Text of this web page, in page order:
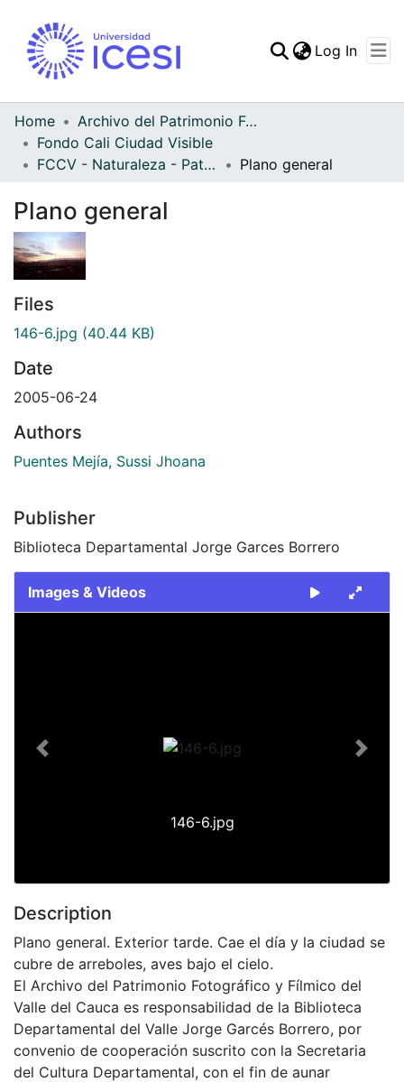
Log In
Home
Archivo del Patrimonio Fotográfico y Fílmico del Valle del Cauca
Fondo Cali Ciudad Visible
FCCV - Naturaleza - Patrimonial
Plano general
Plano general
Files
146-6.jpg (40.44 KB)
Date
2005-06-24
Authors
Puentes Mejía, Sussi Jhoana
Publisher
Biblioteca Departamental Jorge Garces Borrero
Images & Videos
146-6.jpg
Previous Next
Description
Plano general. Exterior tarde. Cae el día y la ciudad se
cubre de arreboles, aves bajo el cielo.
El Archivo del Patrimonio Fotográfico y Fílmico del
Valle del Cauca es responsabilidad de la Biblioteca
Departamental del Valle Jorge Garcés Borrero, por
convenio de cooperación suscrito con la Secretaria
del Cultura Departamental, con el fin de aunar